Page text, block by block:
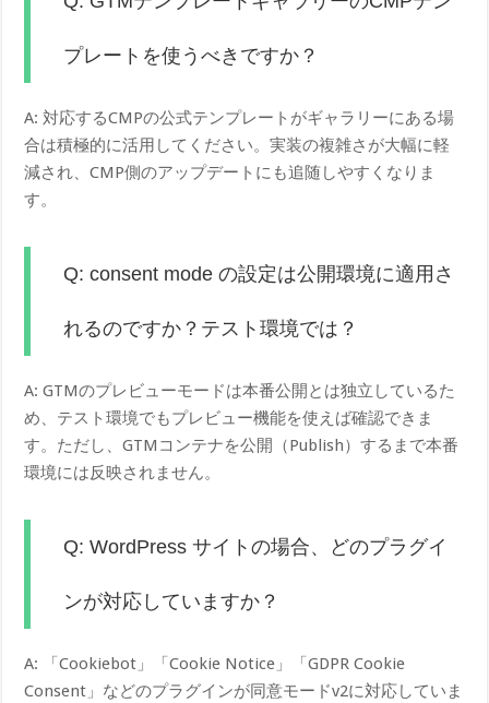
プレートを使うべきですか？
A: 対応するCMPの公式テンプレートがギャラリーにある場
合は積極的に活用してください。実装の複雑さが大幅に軽
減され、CMP側のアップデートにも追随しやすくなりま
す。
Q: consent mode の設定は公開環境に適用さ
れるのですか？テスト環境では？
A: GTMのプレビューモードは本番公開とは独立しているた
め、テスト環境でもプレビュー機能を使えば確認できま
す。ただし、GTMコンテナを公開（Publish）するまで本番
環境には反映されません。
Q: WordPress サイトの場合、どのプラグイ
ンが対応していますか？
A: 「Cookiebot」「Cookie Notice」「GDPR Cookie
Consent」などのプラグインが同意モードv2に対応していま